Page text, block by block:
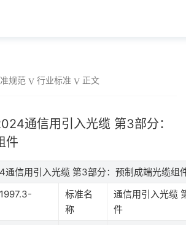
规范 行业标准 正文
通信用引入光缆 第3部分：
件
信用引入光缆 第3部分：预制成端光缆组
标准名
称
通信用引入光缆
件